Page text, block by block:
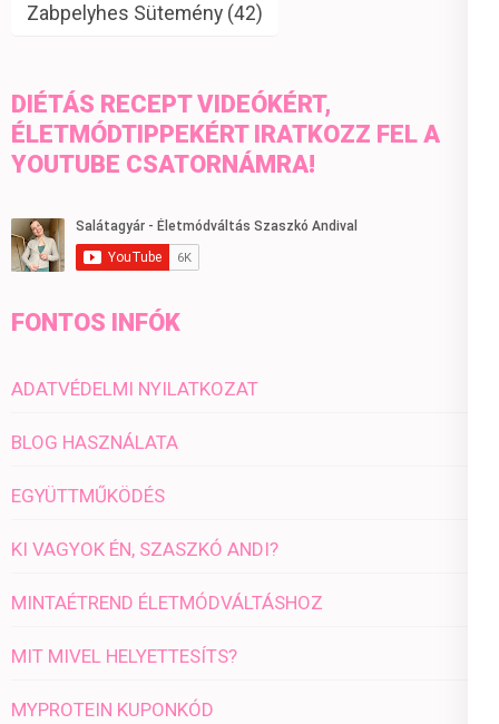
Zabpelyhes Sütemény (42)
DIÉTÁS RECEPT VIDEÓKÉRT,
ÉLETMÓDTIPPEKÉRT IRATKOZZ FEL A
YOUTUBE CSATORNÁMRA!
FONTOS INFÓK
ADATVÉDELMI NYILATKOZAT
BLOG HASZNÁLATA
EGYÜTTMŰKÖDÉS
KI VAGYOK ÉN, SZASZKÓ ANDI?
MINTAÉTREND ÉLETMÓDVÁLTÁSHOZ
MIT MIVEL HELYETTESÍTS?
MYPROTEIN KUPONKÓD